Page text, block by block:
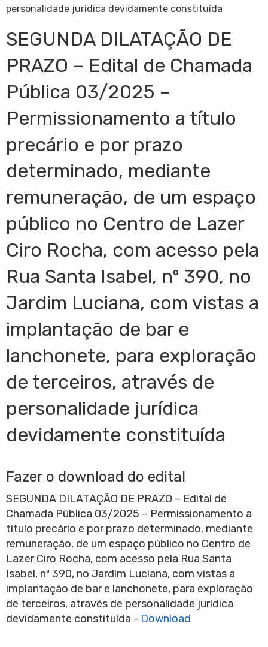
personalidade jurídica devidamente constituída
SEGUNDA DILATAÇÃO DE
PRAZO – Edital de Chamada
Pública 03/2025 –
Permissionamento a título
precário e por prazo
determinado, mediante
remuneração, de um espaço
público no Centro de Lazer
Ciro Rocha, com acesso pela
Rua Santa Isabel, nº 390, no
Jardim Luciana, com vistas a
implantação de bar e
lanchonete, para exploração
de terceiros, através de
personalidade jurídica
devidamente constituída
Fazer o download do edital
SEGUNDA DILATAÇÃO DE PRAZO – Edital de
Chamada Pública 03/2025 – Permissionamento a
título precário e por prazo determinado, mediante
remuneração, de um espaço público no Centro de
Lazer Ciro Rocha, com acesso pela Rua Santa
Isabel, nº 390, no Jardim Luciana, com vistas a
implantação de bar e lanchonete, para exploração
de terceiros, através de personalidade jurídica
devidamente constituída - Download